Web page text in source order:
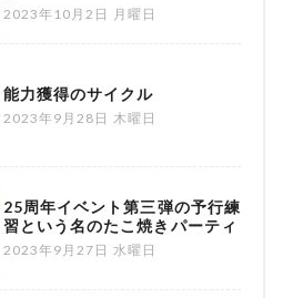
2023年10月2日 月曜日
能力獲得のサイクル
2023年9月28日 木曜日
25周年イベント第三弾の予行練
習という名のたこ焼きパーティ
2023年9月27日 水曜日